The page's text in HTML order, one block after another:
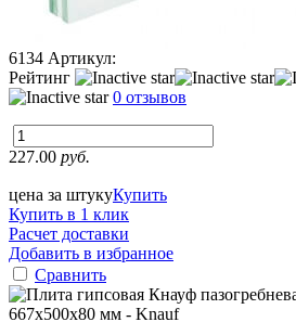
6134 Артикул:
Рейтинг
0 отзывов
227.00 руб.
цена за штукуКупить
Купить в 1 клик
Расчет доставки
Добавить в избранное
Сравнить